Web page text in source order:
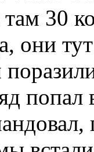
30
они
попал